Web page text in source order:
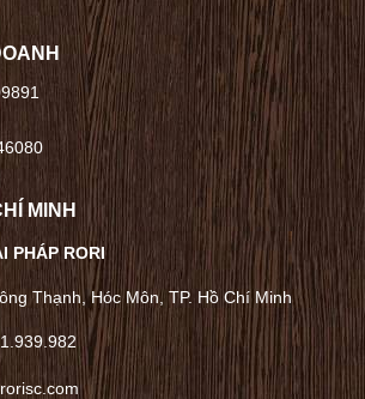
MINH
PHÁP RORI
Thạnh, Hóc Môn, TP. Hồ Chí Minh